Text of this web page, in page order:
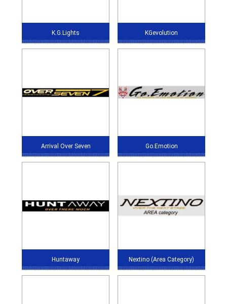
K.G.Lights KGevolution
Arrival Over Seven Go.Emotion
Huntaway Nextino (Area Category)